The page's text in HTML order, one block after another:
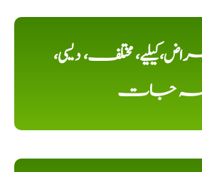
مختلف، دیسی،
جات